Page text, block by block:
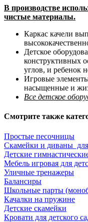
В производстве
чистые материалы.
Каркас качели
Детское
конструктивных
углов, и ребенок
Игровые
насыщенные и
Все детское
Смотрите также
Простые песочницы
Скамейки и диваны
Детские
Мебель игровая для
Уличные тренажеры
Балансиры
Школьные парты
Качалки на пружине
Детские скамейки
Кровати для детского